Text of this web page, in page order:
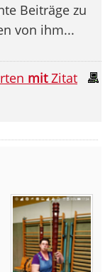
Beiträge zu
von ihm...
mitZitat